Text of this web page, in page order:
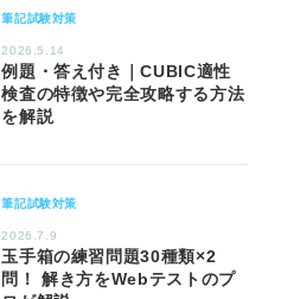
筆記試験対策
2026.5.14
例題・答え付き｜CUBIC適性
検査の特徴や完全攻略する方法
を解説
筆記試験対策
2026.7.9
玉手箱の練習問題30種類×2
問！ 解き方をWebテストのプ